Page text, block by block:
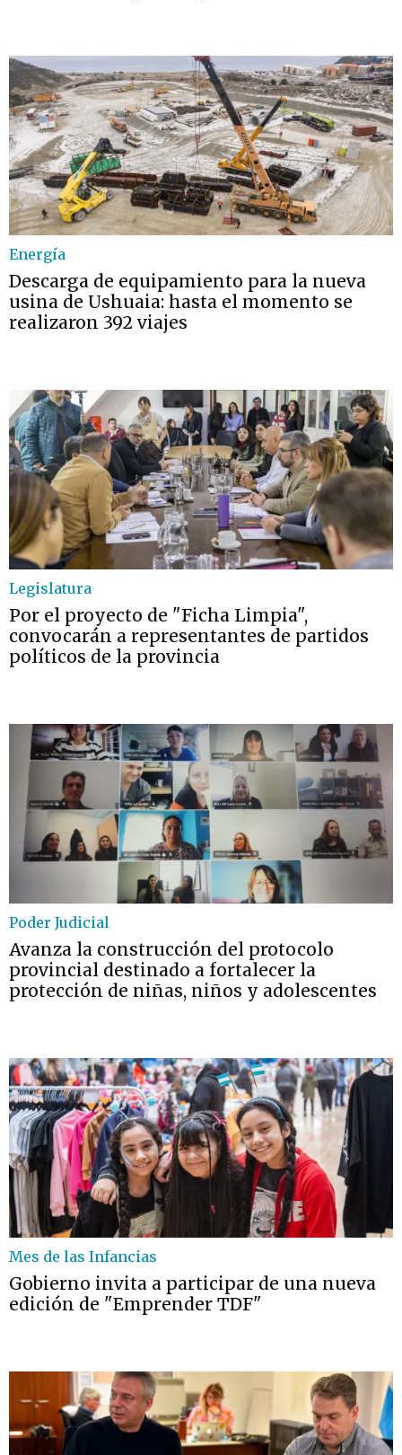
Energía
Descarga de equipamiento para la nueva
usina de Ushuaia: hasta el momento se
realizaron 392 viajes
Legislatura
Por el proyecto de "Ficha Limpia",
convocarán a representantes de partidos
políticos de la provincia
Poder Judicial
Avanza la construcción del protocolo
provincial destinado a fortalecer la
protección de niñas, niños y adolescentes
Mes de las Infancias
Gobierno invita a participar de una nueva
edición de "Emprender TDF"